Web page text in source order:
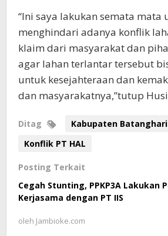
“Ini saya lakukan semata mata
menghindari adanya konflik
klaim dari masyarakat dan
agar lahan terlantar tersebut
untuk kesejahteraan dan
dan masyarakatnya,”tutup
Ditag
Kabupaten Batanghari
Konflik PT HAL
Posting Terkait
Cegah Stunting, PPKP3A Lakukan
Kerjasama dengan PT IIS
oleh Jambioke.com